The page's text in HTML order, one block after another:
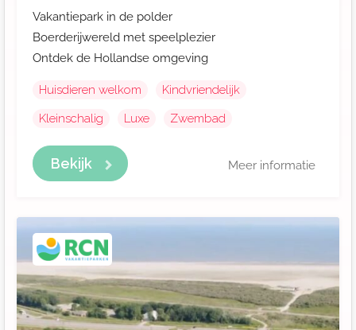
Vakantiepark in de polder
Boerderijwereld met speelplezier
Ontdek de Hollandse omgeving
Huisdieren welkom
Kindvriendelijk
Kleinschalig
Luxe Zwembad
Bekijk Meer informatie